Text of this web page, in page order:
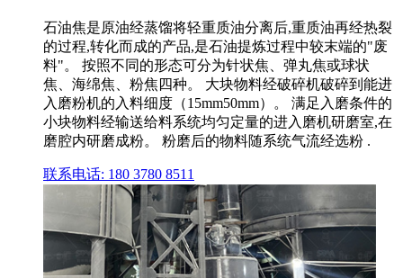
石油焦是原油经蒸馏将轻重质油分离后,重质油再经热裂
的过程,转化而成的产品,是石油提炼过程中较末端的"废
料"。 按照不同的形态可分为针状焦、弹丸焦或球状
焦、海绵焦、粉焦四种。 大块物料经破碎机破碎到能进
入磨粉机的入料细度（15mm50mm）。 满足入磨条件的
小块物料经输送给料系统均匀定量的进入磨机研磨室,在
磨腔内研磨成粉。 粉磨后的物料随系统气流经选粉 .
联系电话: 180 3780 8511